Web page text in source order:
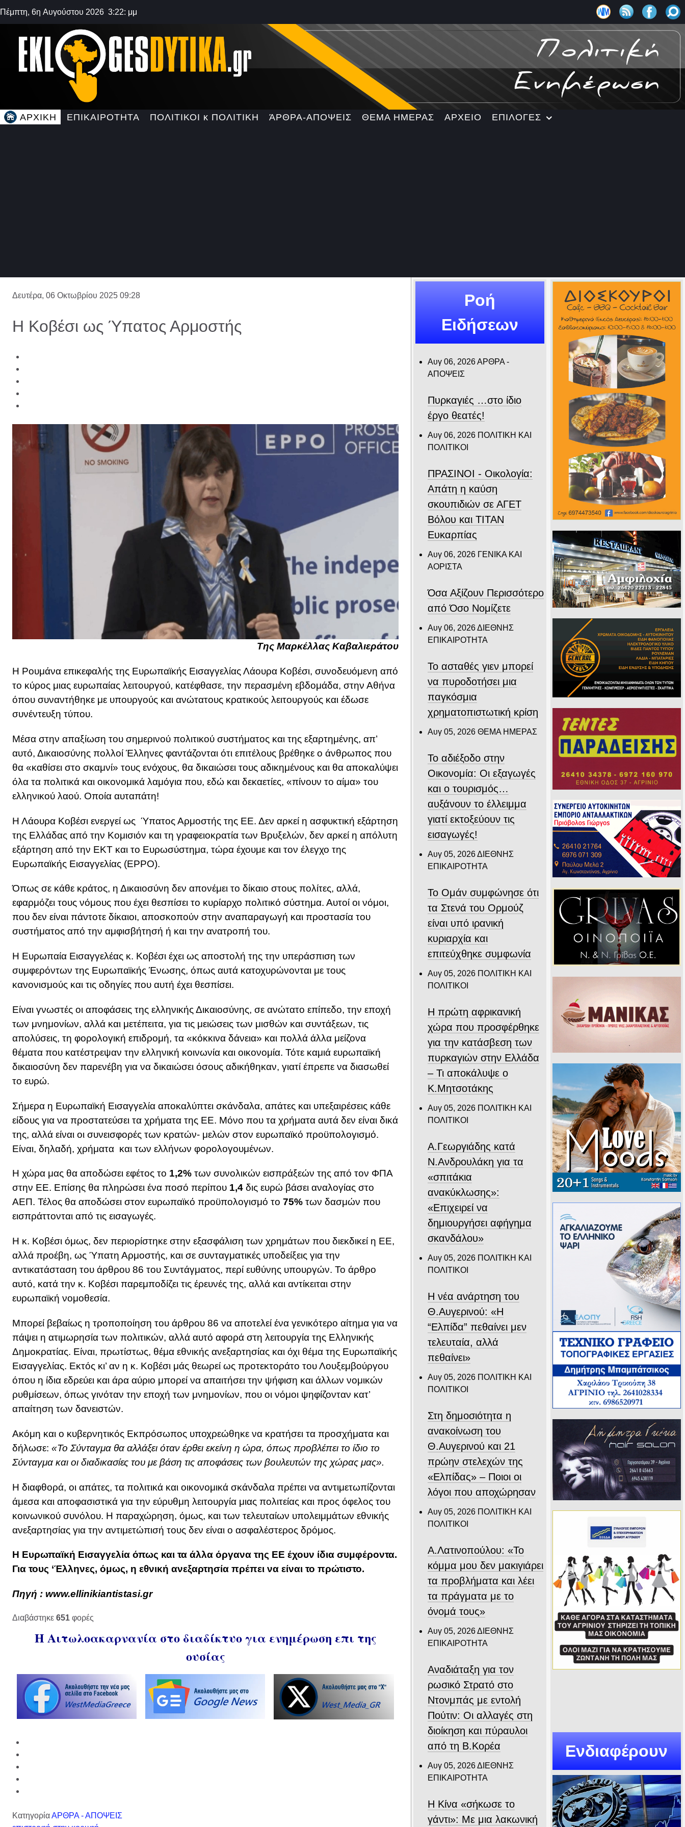
Πέμπτη, 6η Αυγούστου 2026 3:22: μμ
ΑΡΧΙΚΗ ΕΠΙΚΑΙΡΟΤΗΤΑ ΠΟΛΙΤΙΚΟΙ κ ΠΟΛΙΤΙΚΗ ΆΡΘΡΑ-ΑΠΟΨΕΙΣ ΘΕΜΑ ΗΜΕΡΑΣ ΑΡΧΕΙΟ ΕΠΙΛΟΓΕΣ
Δευτέρα, 06 Οκτωβρίου 2025 09:28
Η Κοβέσι ως Ύπατος Αρμοστής
Της Μαρκέλλας Καβαλιεράτου
Η Ρουμάνα επικεφαλής της Ευρωπαϊκής Εισαγγελίας Λάουρα Κοβέσι, συνοδευόμενη από
το κύρος μιας ευρωπαίας λειτουργού, κατέφθασε, την περασμένη εβδομάδα, στην Αθήνα
όπου συναντήθηκε με υπουργούς και ανώτατους κρατικούς λειτουργούς και έδωσε
συνέντευξη τύπου.
Μέσα στην απαξίωση του σημερινού πολιτικού συστήματος και της εξαρτημένης, απ’
αυτό, Δικαιοσύνης πολλοί Έλληνες φαντάζονται ότι επιτέλους βρέθηκε ο άνθρωπος που
θα «καθίσει στο σκαμνί» τους ενόχους, θα δικαιώσει τους αδικημένους και θα αποκαλύψει
όλα τα πολιτικά και οικονομικά λαμόγια που, εδώ και δεκαετίες, «πίνουν το αίμα» του
ελληνικού λαού. Οποία αυταπάτη!
Η Λάουρα Κοβέσι ενεργεί ως Ύπατος Αρμοστής της ΕΕ. Δεν αρκεί η ασφυκτική εξάρτηση
της Ελλάδας από την Κομισιόν και τη γραφειοκρατία των Βρυξελών, δεν αρκεί η απόλυτη
εξάρτηση από την ΕΚΤ και το Ευρωσύστημα, τώρα έχουμε και τον έλεγχο της
Ευρωπαϊκής Εισαγγελίας (EPPO).
Όπως σε κάθε κράτος, η Δικαιοσύνη δεν απονέμει το δίκαιο στους πολίτες, αλλά,
εφαρμόζει τους νόμους που έχει θεσπίσει το κυρίαρχο πολιτικό σύστημα. Αυτοί οι νόμοι,
που δεν είναι πάντοτε δίκαιοι, αποσκοπούν στην αναπαραγωγή και προστασία του
συστήματος από την αμφισβήτησή ή και την ανατροπή του.
Η Ευρωπαία Εισαγγελέας κ. Κοβέσι έχει ως αποστολή της την υπεράσπιση των
συμφερόντων της Ευρωπαϊκής Ένωσης, όπως αυτά κατοχυρώνονται με τους
κανονισμούς και τις οδηγίες που αυτή έχει θεσπίσει.
Είναι γνωστές οι αποφάσεις της ελληνικής Δικαιοσύνης, σε ανώτατο επίπεδο, την εποχή
των μνημονίων, αλλά και μετέπειτα, για τις μειώσεις των μισθών και συντάξεων, τις
απολύσεις, τη φορολογική επιδρομή, τα «κόκκινα δάνεια» και πολλά άλλα μείζονα
θέματα που κατέστρεψαν την ελληνική κοινωνία και οικονομία. Τότε καμιά ευρωπαϊκή
δικαιοσύνη δεν παρενέβη για να δικαιώσει όσους αδικήθηκαν, γιατί έπρεπε να διασωθεί
το ευρώ.
Σήμερα η Ευρωπαϊκή Εισαγγελία αποκαλύπτει σκάνδαλα, απάτες και υπεξαιρέσεις κάθε
είδους για να προστατεύσει τα χρήματα της ΕΕ. Μόνο που τα χρήματα αυτά δεν είναι δικά
της, αλλά είναι οι συνεισφορές των κρατών- μελών στον ευρωπαϊκό προϋπολογισμό.
Είναι, δηλαδή, χρήματα και των ελλήνων φορολογουμένων.
Η χώρα μας θα αποδώσει εφέτος το 1,2% των συνολικών εισπράξεών της από τον ΦΠΑ
στην ΕΕ. Επίσης θα πληρώσει ένα ποσό περίπου 1,4 δις ευρώ βάσει αναλογίας στο
ΑΕΠ. Τέλος θα αποδώσει στον ευρωπαϊκό προϋπολογισμό το 75% των δασμών που
εισπράττονται από τις εισαγωγές.
Η κ. Κοβέσι όμως, δεν περιορίστηκε στην εξασφάλιση των χρημάτων που διεκδικεί η ΕΕ,
αλλά προέβη, ως Ύπατη Αρμοστής, και σε συνταγματικές υποδείξεις για την
αντικατάσταση του άρθρου 86 του Συντάγματος, περί ευθύνης υπουργών. Το άρθρο
αυτό, κατά την κ. Κοβέσι παρεμποδίζει τις έρευνές της, αλλά και αντίκειται στην
ευρωπαϊκή νομοθεσία.
Μπορεί βεβαίως η τροποποίηση του άρθρου 86 να αποτελεί ένα γενικότερο αίτημα για να
πάψει η ατιμωρησία των πολιτικών, αλλά αυτό αφορά στη λειτουργία της Ελληνικής
Δημοκρατίας. Είναι, πρωτίστως, θέμα εθνικής ανεξαρτησίας και όχι θέμα της Ευρωπαϊκής
Εισαγγελίας. Εκτός κι’ αν η κ. Κοβέσι μάς θεωρεί ως προτεκτοράτο του Λουξεμβούργου
όπου η ίδια εδρεύει και άρα αύριο μπορεί να απαιτήσει την ψήφιση και άλλων νομικών
ρυθμίσεων, όπως γινόταν την εποχή των μνημονίων, που οι νόμοι ψηφίζονταν κατ’
απαίτηση των δανειστών.
Ακόμη και ο κυβερνητικός Εκπρόσωπος υποχρεώθηκε να κρατήσει τα προσχήματα και
δήλωσε: «Το Σύνταγμα θα αλλάξει όταν έρθει εκείνη η ώρα, όπως προβλέπει το ίδιο το
Σύνταγμα και οι διαδικασίες του με βάση τις αποφάσεις των βουλευτών της χώρας μας».
Η διαφθορά, οι απάτες, τα πολιτικά και οικονομικά σκάνδαλα πρέπει να αντιμετωπίζονται
άμεσα και αποφασιστικά για την εύρυθμη λειτουργία μιας πολιτείας και προς όφελος του
κοινωνικού συνόλου. Η παραχώρηση, όμως, και των τελευταίων υπολειμμάτων εθνικής
ανεξαρτησίας για την αντιμετώπισή τους δεν είναι ο ασφαλέστερος δρόμος.
Η Ευρωπαϊκή Εισαγγελία όπως και τα άλλα όργανα της ΕΕ έχουν ίδια συμφέροντα.
Για τους ‘Έλληνες, όμως, η εθνική ανεξαρτησία πρέπει να είναι το πρώτιστο.
Πηγή : www.ellinikiantistasi.gr
Διαβάστηκε 651 φορές
Η Αιτωλοακαρνανία στο διαδίκτυο για ενημέρωση επι της
ουσίας
ΚατηγορίαΑΡΘΡΑ - ΑΠΟΨΕΙΣ
Ροή
Ειδήσεων
Αυγ 06, 2026ΑΡΘΡΑ -
ΑΠΟΨΕΙΣ
Πυρκαγιές …στο ίδιο
έργο θεατές!
Αυγ 06, 2026 ΠΟΛΙΤΙΚΗ ΚΑΙ
ΠΟΛΙΤΙΚΟΙ
ΠΡΑΣΙΝΟΙ - Οικολογία:
Απάτη η καύση
σκουπιδιών σε ΑΓΕΤ
Βόλου και ΤΙΤΑΝ
Ευκαρπίας
Αυγ 06, 2026 ΓΕΝΙΚΑ ΚΑΙ
ΑΟΡΙΣΤΑ
Όσα Αξίζουν Περισσότερο
από Όσο Νομίζετε
Αυγ 06, 2026ΔΙΕΘΝΗΣ
ΕΠΙΚΑΙΡΟΤΗΤΑ
Το ασταθές γιεν μπορεί
να πυροδοτήσει μια
παγκόσμια
χρηματοπιστωτική κρίση
Αυγ 05, 2026 ΘΕΜΑ ΗΜΕΡΑΣ
Το αδιέξοδο στην
Οικονομία: Οι εξαγωγές
και ο τουρισμός…
αυξάνουν το έλλειμμα
γιατί εκτοξεύουν τις
εισαγωγές!
Αυγ 05, 2026ΔΙΕΘΝΗΣ
ΕΠΙΚΑΙΡΟΤΗΤΑ
Το Ομάν συμφώνησε ότι
τα Στενά του Ορμούζ
είναι υπό ιρανική
κυριαρχία και
επιτεύχθηκε συμφωνία
Αυγ 05, 2026 ΠΟΛΙΤΙΚΗ ΚΑΙ
ΠΟΛΙΤΙΚΟΙ
Η πρώτη αφρικανική
χώρα που προσφέρθηκε
για την κατάσβεση των
πυρκαγιών στην Ελλάδα
– Τι αποκάλυψε ο
Κ.Μητσοτάκης
Αυγ 05, 2026 ΠΟΛΙΤΙΚΗ ΚΑΙ
ΠΟΛΙΤΙΚΟΙ
Α.Γεωργιάδης κατά
Ν.Ανδρουλάκη για τα
«σπιτάκια
ανακύκλωσης»:
«Επιχειρεί να
δημιουργήσει αφήγημα
σκανδάλου»
Αυγ 05, 2026 ΠΟΛΙΤΙΚΗ ΚΑΙ
ΠΟΛΙΤΙΚΟΙ
Η νέα ανάρτηση του
Θ.Αυγερινού: «Η
“Ελπίδα” πεθαίνει μεν
τελευταία, αλλά
πεθαίνει»
Αυγ 05, 2026 ΠΟΛΙΤΙΚΗ ΚΑΙ
ΠΟΛΙΤΙΚΟΙ
Στη δημοσιότητα η
ανακοίνωση του
Θ.Αυγερινού και 21
πρώην στελεχών της
«Ελπίδας» – Ποιοι οι
λόγοι που αποχώρησαν
Αυγ 05, 2026 ΠΟΛΙΤΙΚΗ ΚΑΙ
ΠΟΛΙΤΙΚΟΙ
Α.Λατινοπούλου: «Το
κόμμα μου δεν μακιγιάρει
τα προβλήματα και λέει
τα πράγματα με το
όνομά τους»
Αυγ 05, 2026ΔΙΕΘΝΗΣ
ΕΠΙΚΑΙΡΟΤΗΤΑ
Αναδιάταξη για τον
ρωσικό Στρατό στο
Ντονμπάς με εντολή
Πούτιν: Οι αλλαγές στη
διοίκηση και πύραυλοι
από τη Β.Κορέα
Αυγ 05, 2026ΔΙΕΘΝΗΣ
ΕΠΙΚΑΙΡΟΤΗΤΑ
Η Κίνα «σήκωσε το
γάντι»: Με μια λακωνική
Ενδιαφέρουν